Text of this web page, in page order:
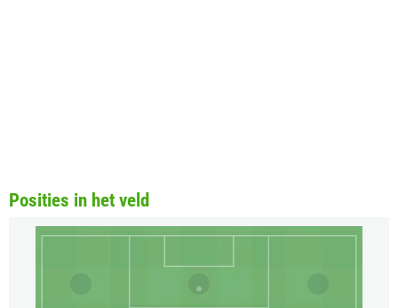
Posities in het veld